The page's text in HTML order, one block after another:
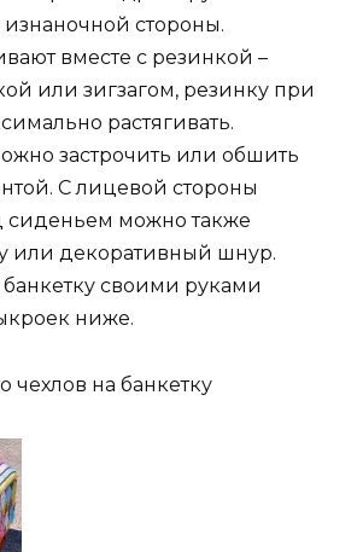
стороны.
вместе с резинкой –
или зигзагом, резинку при
растягивать.
застрочить или обшить
С лицевой стороны
сиденьем можно также
или декоративный шнур.
своими руками
ниже.
чехлов на банкетку